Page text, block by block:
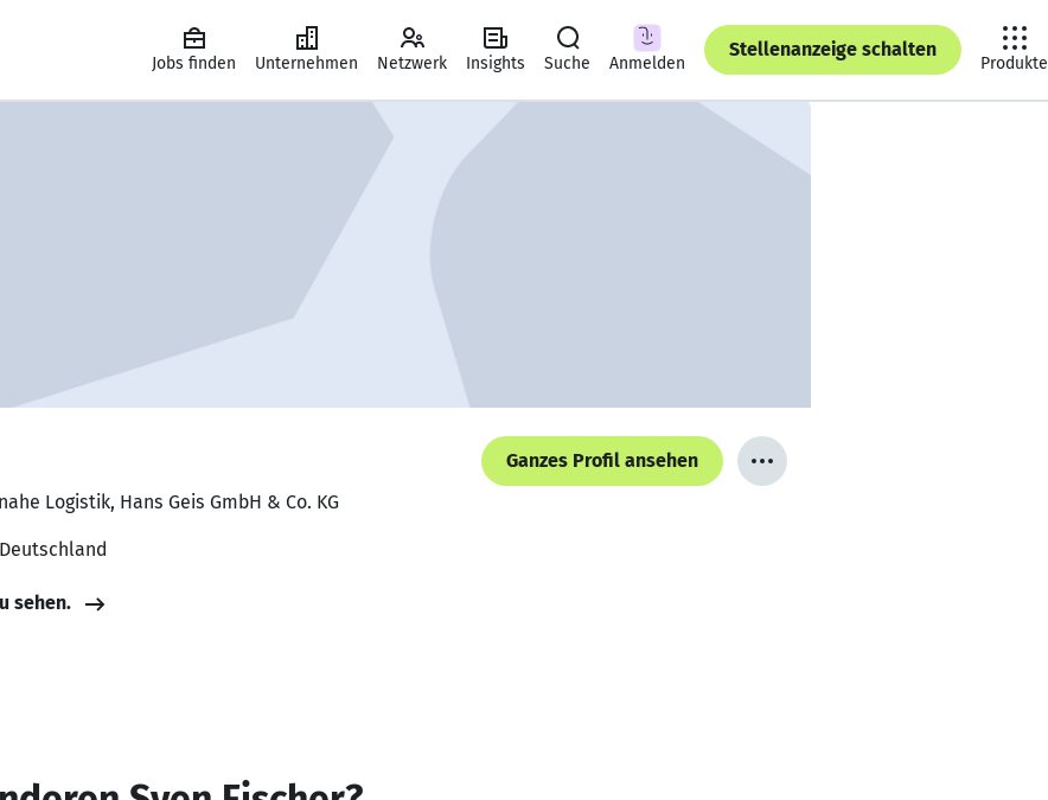
Jobs finden Unternehmen Netzwerk Insights Suche Anmelden
Stellenanzeige schalten
Produkte
Ganzes Profil ansehen
Logistik, Hans Geis GmbH & Co. KG
sehen.